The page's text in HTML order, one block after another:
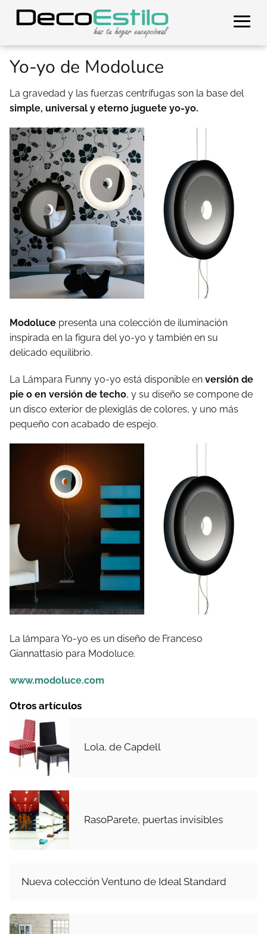
Yo-yo de Modoluce
La gravedad y las fuerzas centrífugas son la base del
simple, universal y eterno juguete yo-yo.
Modoluce presenta una colección de iluminación
inspirada en la figura del yo-yo y también en su
delicado equilibrio.
La Lámpara Funny yo-yo está disponible en versión de
pie o en versión de techo, y su diseño se compone de
un disco exterior de plexiglás de colores, y uno más
pequeño con acabado de espejo.
La lámpara Yo-yo es un diseño de Franceso
Giannattasio para Modoluce.
www.modoluce.com
Otros artículos
Lola, de Capdell
RasoParete, puertas invisibles
Nueva colección Ventuno de Ideal Standard